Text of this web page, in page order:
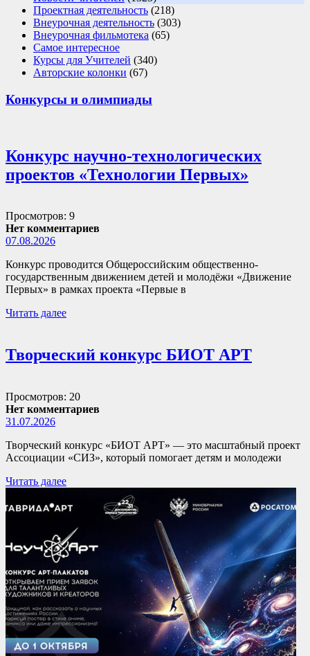
Проектная деятельность (218)
Внеурочная деятельность (303)
Внеурочная фильмотека (65)
Самое интересное
Курсы для Учителей (340)
Авторские колонки (67)
Конкурсы и олимпиады
Конкурс научно-технологических
проектов «Технологии Первых»
Просмотров: 9
Нет комментариев
07.08.2026
Конкурс проводится Общероссийским общественно-
государственным движением детей и молодёжи «Движение
Первых» в рамках проекта «Первые в
Читать далее
Творческий конкурс БИОТ АРТ
Просмотров: 20
Нет комментариев
31.07.2026
Творческий конкурс «БИОТ АРТ» — это масштабный проект
Ассоциации «СИЗ», который помогает детям и молодежи
Читать далее